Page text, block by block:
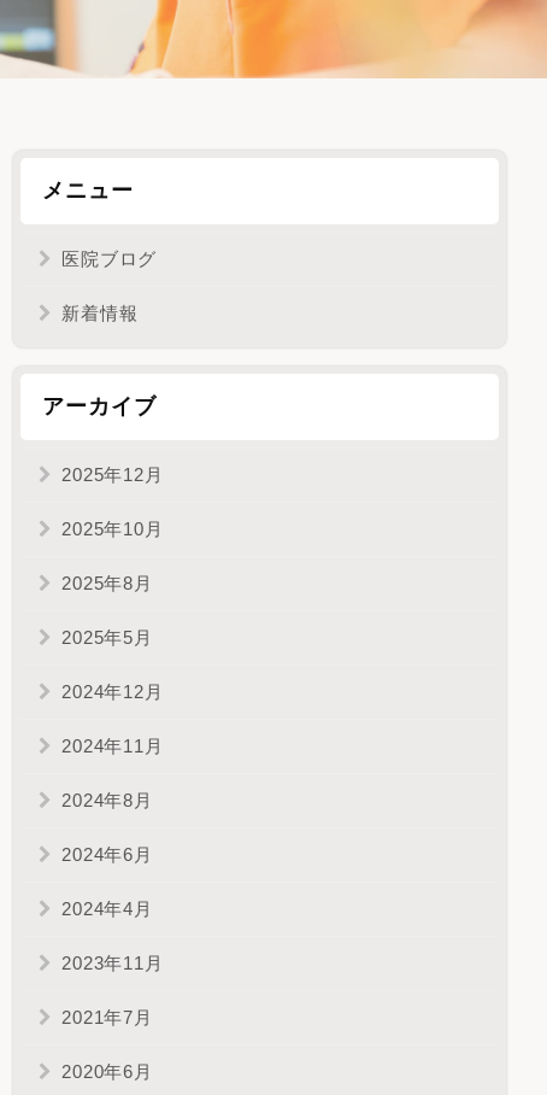
メニュー
医院ブログ
新着情報
アーカイブ
2025年12月
2025年10月
2025年8月
2025年5月
2024年12月
2024年11月
2024年8月
2024年6月
2024年4月
2023年11月
2021年7月
2020年6月